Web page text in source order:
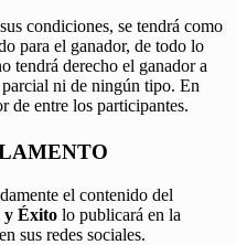
condiciones, se tendrá como
para el ganador, de todo lo
tendrá derecho el ganador a
ni de ningún tipo. En
de entre los participantes.
el contenido del
y Éxito lo publicará en la
sus redes sociales.